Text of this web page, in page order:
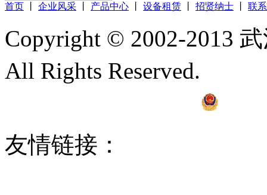
首页 企业风采 产品中心 设备租赁 招贤纳士 联
Copyright © 2002-2013
All Rights Reserved.
友情链接：